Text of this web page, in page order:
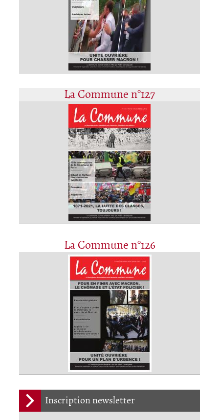
La Commune n°127
La Commune n°126
Inscription newsletter